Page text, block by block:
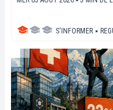
S'INFORMER ▪